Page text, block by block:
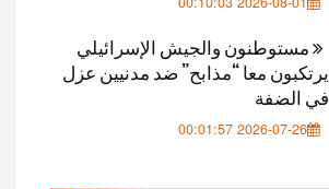
مستوطنون والجيش الإسرائيلي
يرتكبون معا “مذابح” ضد مدنيين عزل
في الضفة
2026-07-26 00:01:57